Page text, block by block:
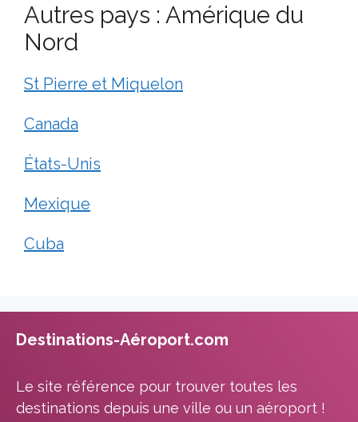
Autres pays : Amérique du
Nord
St Pierre et Miquelon
Canada
États-Unis
Mexique
Cuba
Destinations-Aéroport.com
Le site référence pour trouver toutes les
destinations depuis une ville ou un aéroport !